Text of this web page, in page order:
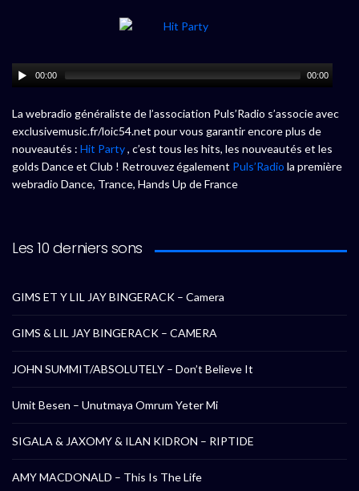
00:00 00:00
La webradio généraliste de l’association Puls’Radio s’associe avec
exclusivemusic.fr/loic54.net pour vous garantir encore plus de
nouveautés : Hit Party, c’est tous les hits, les nouveautés et les
golds Dance et Club ! Retrouvez également Puls’Radio la première
webradio Dance, Trance, Hands Up de France
Les 10 derniers sons
GIMS ET Y LIL JAY BINGERACK – Camera
GIMS & LIL JAY BINGERACK – CAMERA
JOHN SUMMIT/ABSOLUTELY – Don’t Believe It
Umit Besen – Unutmaya Omrum Yeter Mi
SIGALA & JAXOMY & ILAN KIDRON – RIPTIDE
AMY MACDONALD – This Is The Life